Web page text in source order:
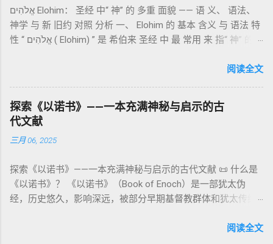
记》强调他们的洁净、服饰、行为都必须与神的圣洁相称。 祭
司是 圣所的看守者、律法的教导者与百姓的代求者 。他们的失
败（如拿答与亚比户擅献凡火）立刻带来神的审判（利10
限 第11–15章讲述关于食物、疾病（如大麻风）、体液等“洁净
与不洁”的律例。其目的不是为了迷信或隔离，而是建立 圣洁与
秩序感 ，帮助以色列人活在神的同在中。 “洁净”不是等同于“无
罪”，而是不妨碍与神交往的状态。圣所是神居住之地，进入必
16章描述每年一次的“赎罪日”（Yom Kippur），大祭司进入至
圣所，用血为圣所与百姓遮罪。 这是整卷《利未记》的神学中
心： 神愿意居住在人中间； 罪必须被遮盖才能维持这同在；
神主动提供遮罪之道（两个祭牲，特别是“为耶和华”的与“归于
亚撒泻勒”的）。 这预表...
通婚、巨人（尼非利人）的出现，以及神对其囚禁与审判。
《比喻/相似喻之书》（37–71） ：频繁出现“ 那位人子/拣选
者/义者 ”，刻画末世审判与王权。 《天文之书》（72–82） ：
：以异象回顾以色列史并预示末世。 《以诺书信》（91–108）
：智慧训诫、“祸哉”、义人与恶人的结局等。 提示：另有《二
以诺书》（斯拉夫文）与《三以诺书》（希伯来文），属更晚
期以诺传统，不等同于《一以诺书》。 二、为什么重要？——
它是新约作者与读者共享的“语境词典” 1）新约中的直接/间接
呼应 犹大书14–15 几乎逐字引 1 Enoch 1:9（“主带着千万圣者
的“深渊囚禁”叙事共振。 彼后2:4 用“ 他他路斯 （Tartarus）”指
天使囚禁之所，贴近以诺传统语境。 福音书/启示录 中的“ 人子
来临与天使同来、坐在荣耀宝座审判列国 ”（太24–25；启1、
观 ：以诺将“巨人之灵”为游行污灵的渊源学解释，补给了新约
אֱלֹהִים Elohim： 圣经 中“ 神” 的 多重 面貌 —— 语 义、 语法、
神学 与 新 旧约 对照 分析 一、 Elohim 的 基本 含义 与 语法 特
性 “ אֱלֹהִים ( Elohim) ” 是 希伯来 圣经 中 最 常用 来 指“ 神” 的
者”。 ✦ 语法 现象： Elohim 是 一个 复数 形式 （“- im” 后
世 记 1: 1）； 在 其他 语 境 中也 可 用于 复数 意义， 如 指 多
神、 属 灵 存在、 审判 官 等； 因此， 需 借助 上下文 判断 语
义 和 神学 定位 。 二、 希伯来 圣经 中 Elohim 的 主要 用法 与
示例 分类 类型 用法 说明 示例 经文 含义 1. 真神 指 以色列 的
所 崇拜 的 神祇 出 20: 3 假 神/ 偶像（ gods） 3. 属 灵 存在
神 的 众 子、 天使、 神圣 议会 成员 诗 82: 1, 申 32: 8– 9
神圣 存在（ divine beings） 4. 法官 被 委托 施行 神 审判者 出
权 代表 受托 执行 神 旨意 的 人（ 如 摩西） 出 7: 1 神 的 代言
阅读全文
探索《以诺书》——一本充满神秘与启示的古
代文献
三月 06, 2025
探索《以诺书》——一本充满神秘与启示的古代文献 📜 什么是
《以诺书》？ 《以诺书》（Book of Enoch）是一部犹太伪
经，历史悠久，影响深远，被部分早期基督教群体和犹太传统
的曾祖父——的名义写成，包含大量关于天使、堕落、审判和弥
阅读全文